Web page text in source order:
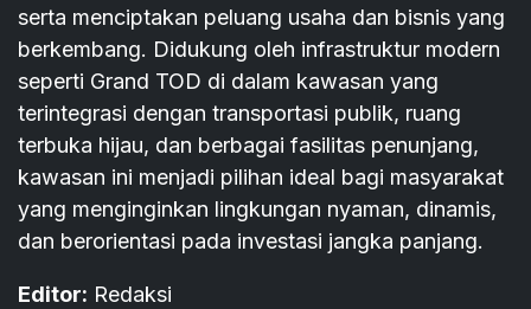
serta menciptakan peluang usaha dan bisnis yang
berkembang. Didukung oleh infrastruktur modern
seperti Grand TOD di dalam kawasan yang
terintegrasi dengan transportasi publik, ruang
terbuka hijau, dan berbagai fasilitas penunjang,
kawasan ini menjadi pilihan ideal bagi masyarakat
yang menginginkan lingkungan nyaman, dinamis,
dan berorientasi pada investasi jangka panjang.
Editor: Redaksi